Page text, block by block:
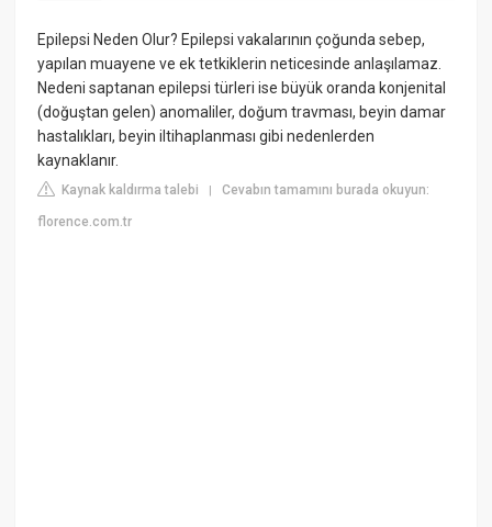
Epilepsi Neden Olur? Epilepsi vakalarının çoğunda sebep,
yapılan muayene ve ek tetkiklerin neticesinde anlaşılamaz.
Nedeni saptanan epilepsi türleri ise büyük oranda konjenital
(doğuştan gelen) anomaliler, doğum travması, beyin damar
hastalıkları, beyin iltihaplanması gibi nedenlerden
kaynaklanır.
Kaynak kaldırma talebi |Cevabın tamamını burada okuyun:
florence.com.tr